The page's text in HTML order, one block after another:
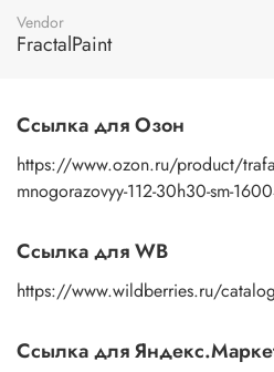
трафарет под теплой водой с
просушить бумажным
Vendor
FractalPaint
Ссылка для Озон
https://www.ozon.ru/product/
mnogorazovyy-112-30h30-sm-
Ссылка для WB
https://www.wildberries.ru/
Ссылка для